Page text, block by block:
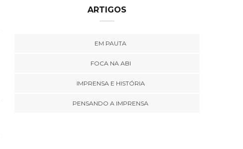
ARTIGOS
EM PAUTA
FOCA NA ABI
IMPRENSA E HISTÓRIA
PENSANDO A IMPRENSA